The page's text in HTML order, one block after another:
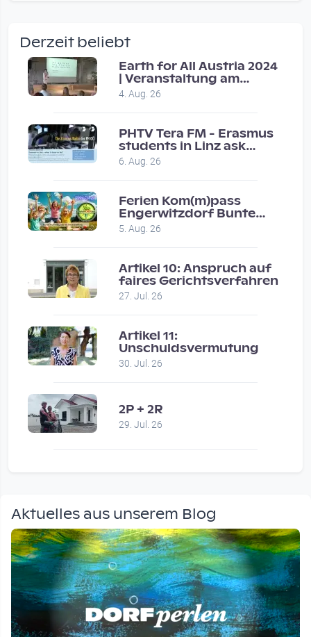
Vor 2 weeks 3 days
Coole Sendung, tolle…
Vor 1 month 2 weeks
Eure Show war super :-)…
Vor 1 month 2 weeks
Derzeit beliebt
Earth for All Austria 2024
| Veranstaltung am
8.7.2024
4. Aug. 26
PHTV Tera FM - Erasmus
students in Linz ask
people on road for
recommendations
6. Aug. 26
Ferien Kom(m)pass
Engerwitzdorf Bunte
Hundestunde
5. Aug. 26
Artikel 10: Anspruch auf
faires Gerichtsverfahren
27. Jul. 26
Artikel 11:
Unschuldsvermutung
30. Jul. 26
2P + 2R
29. Jul. 26
Aktuelles aus unserem Blog